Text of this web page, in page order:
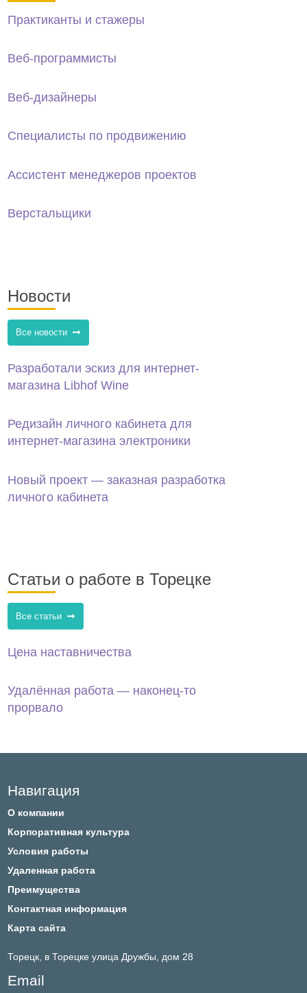
Практиканты и стажеры
Веб-программисты
Веб-дизайнеры
Специалисты по продвижению
Ассистент менеджеров проектов
Верстальщики
Новости
Все новости
Разработали эскиз для интернет-
магазина Libhof Wine
Редизайн личного кабинета для
интернет-магазина электроники
Новый проект — заказная разработка
личного кабинета
Статьи о работе в Торецке
Все статьи
Цена наставничества
Удалённая работа — наконец-то
прорвало
Footer
Навигация
О компании
Корпоративная культура
Условия работы
Удаленная работа
Преимущества
Контактная информация
Карта сайта
Торецк, в Торецке улица Дружбы, дом 28
Email